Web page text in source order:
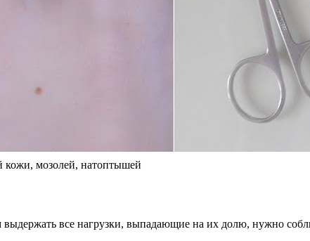
кожи, мозолей, натоптышей
все нагрузки, выпадающие на их долю, нужно